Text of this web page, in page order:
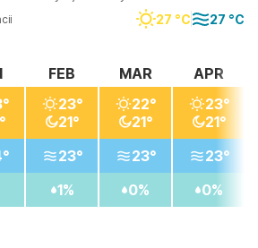
27 °C 27 °C
FEB
23°
21°
23°
1%
MAR
22°
21°
23°
0%
APR
23°
21°
23°
0%